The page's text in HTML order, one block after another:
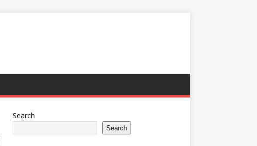
Search
Search